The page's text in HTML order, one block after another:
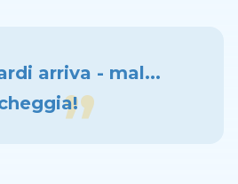
arriva - mal...